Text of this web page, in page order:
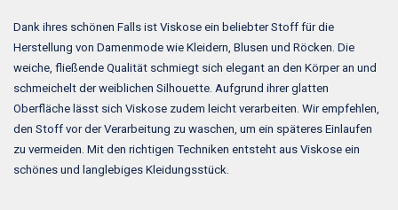
Dank ihres schönen Falls ist Viskose ein beliebter Stoff für die
Herstellung von Damenmode wie Kleidern, Blusen und Röcken. Die
weiche, fließende Qualität schmiegt sich elegant an den Körper an und
schmeichelt der weiblichen Silhouette. Aufgrund ihrer glatten
Oberfläche lässt sich Viskose zudem leicht verarbeiten. Wir empfehlen,
den Stoff vor der Verarbeitung zu waschen, um ein späteres Einlaufen
zu vermeiden. Mit den richtigen Techniken entsteht aus Viskose ein
schönes und langlebiges Kleidungsstück.